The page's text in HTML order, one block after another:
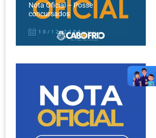
Nota Oficial – Posse
concursados
10/12/2024